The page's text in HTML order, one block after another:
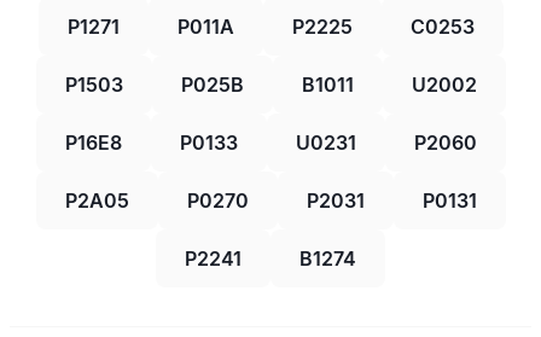
P1271 P011A P2225 C0253
P1503 P025B B1011 U2002
P16E8 P0133 U0231 P2060
P2A05 P0270 P2031 P0131
P2241 B1274